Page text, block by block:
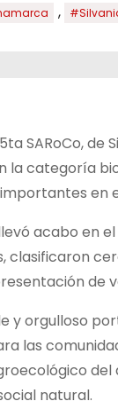
,
SARoCo, de
la categoría
en
acabo en
de
y orgulloso
las
natural.